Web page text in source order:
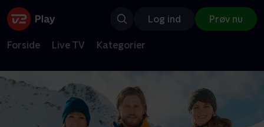
Log ind Prøv nu
Forside Live TV Kategorier